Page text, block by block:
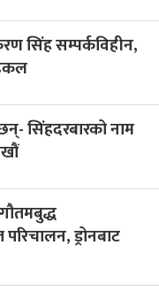
सिंह सम्पर्कविहीन,
सिंहदरबारको नाम
ड्रोनबाट